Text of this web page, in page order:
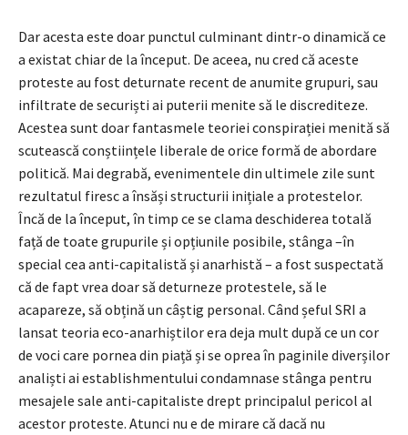
Dar acesta este doar punctul culminant dintr-o dinamică ce
a existat chiar de la început. De aceea, nu cred că aceste
proteste au fost deturnate recent de anumite grupuri, sau
infiltrate de securiști ai puterii menite să le discrediteze.
Acestea sunt doar fantasmele teoriei conspirației menită să
scutească conștiințele liberale de orice formă de abordare
politică. Mai degrabă, evenimentele din ultimele zile sunt
rezultatul firesc a însăși structurii inițiale a protestelor.
Încă de la început, în timp ce se clama deschiderea totală
față de toate grupurile și opțiunile posibile, stânga –în
special cea anti-capitalistă și anarhistă – a fost suspectată
că de fapt vrea doar să deturneze protestele, să le
acapareze, să obțină un câștig personal. Când șeful SRI a
lansat teoria eco-anarhiștilor era deja mult după ce un cor
de voci care pornea din piață și se oprea în paginile diverșilor
analiști ai establishmentului condamnase stânga pentru
mesajele sale anti-capitaliste drept principalul pericol al
acestor proteste. Atunci nu e de mirare că dacă nu